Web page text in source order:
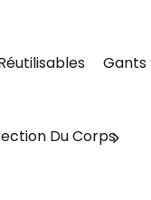
Gants
Du Corps